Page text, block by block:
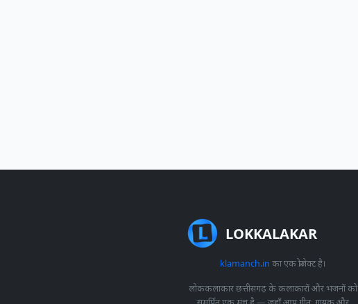
LOKKALAKAR
klamanch.in का एक प्रोजेक्ट है।
लोककलाकार छत्तीसगढ़ के कलाकारों और भजनों को